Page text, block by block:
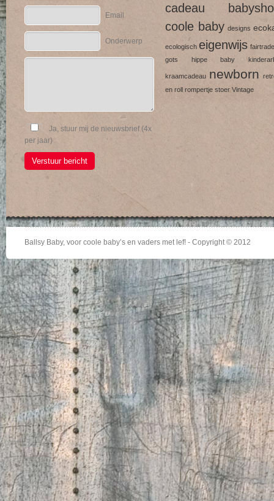
Email
Onderwerp
Ja, stuur mij de nieuwsbrief (4x
per jaar)
Verstuur bericht
cadeau
coole baby designs
ecologisch eigenwijs fairtrade
gots
hippe baby
kraamcadeau newborn
en roll rompertje stoer Vintage
Ballsy Baby, voor coole baby’s en vaders met lef! - Copyright © 2012